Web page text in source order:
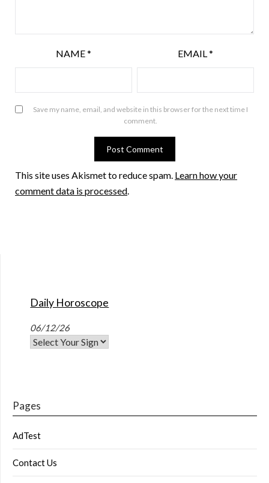
NAME* EMAIL*
Save my name, email, and website in this browser for the next time I
comment.
This site uses Akismet to reduce spam. Learn how your
comment data is processed.
Daily Horoscope
06/12/26
Pages
AdTest
Contact Us